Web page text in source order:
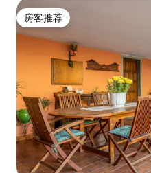
房客推荐
房客推荐